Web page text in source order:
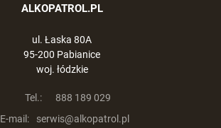
ALKOPATROL.PL
ul. Łaska 80A
95-200 Pabianice
woj. łódzkie
Tel.:
888 189 029
E-mail:
serwis@alkopatrol.pl